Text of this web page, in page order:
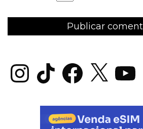
InstagramTikTok Facebook
X YouTube